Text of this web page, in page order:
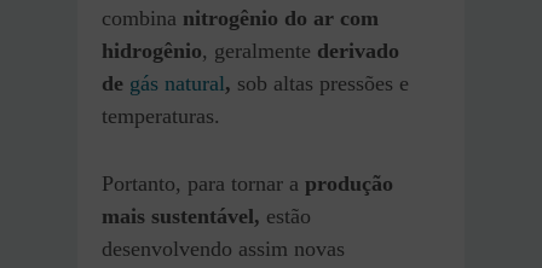
combina nitrogênio do ar com
hidrogênio, geralmente derivado
de gás natural, sob altas pressões e
temperaturas.
Portanto, para tornar a produção
mais sustentável, estão
desenvolvendo assim novas